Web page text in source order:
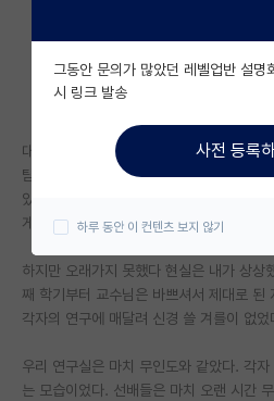
자유 게시판(아무개랩)
미국 유학 게시판
미국 대학원 합격 후기 게시판
대학원생 모집 게시판
연구실(PI) 홍보 게시판
석박사 채용 정보 게시판
학부 인턴 게시판
대학원에 처음 발을 들였을 때, 가슴이 정
탐험하고, 인류에 기여할 수 있는 연구를
있었다. 첫 학기 동안은 모든 것이 새롭고
게까지 도서관에서 논문을 읽는 일상이 참
하지만 오래가지 못했다 현실은 내가 상상
째 학기부터 교수님은 바쁘셔서 제대로 된
각자의 연구에 매달려 신경 쓸 겨를이 없었
우리 연구실은 마치 무인도와 같았다. 각
는 모습이었다. 선배들은 마치 오랜 시간
그동안 문의가 많았던 레벨업반 설
시 링크 발송
사전 등록
하루 동안 이 컨텐츠 보지 않기